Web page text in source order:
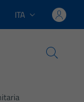
Lingua attiva:
ITA